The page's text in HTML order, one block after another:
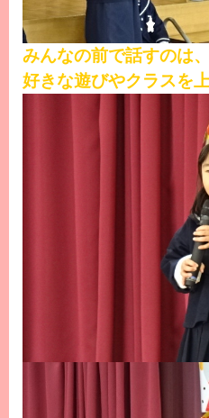
みんなの前で話すのは
好きな遊びやクラスを